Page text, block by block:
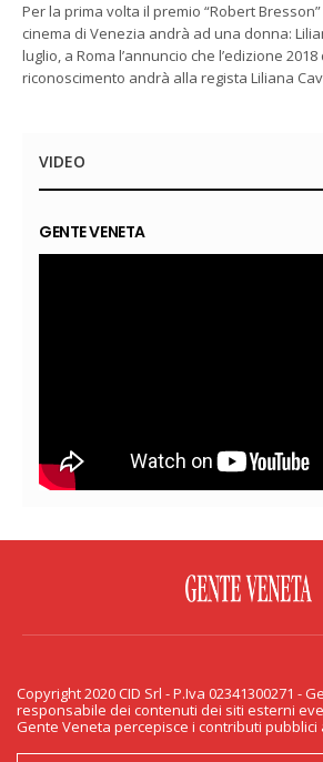
Per la prima volta il premio “Robert
cinema di Venezia andrà ad una donna:
luglio, a Roma l’annuncio che l’edizione
riconoscimento andrà alla regista Liliana
VIDEO
GENTE VENETA
PRIVACY & COOKIE
Copyright 2020 CID Srl - P.Iva 02341300271 - Gente
dei contenuti dei siti esterni eventualmente
Copyright 2020 CID Srl - P.Iva 02341300271 -
responsabile dei contenuti dei siti esterni
Gente Veneta percepisce i contributi pubblici